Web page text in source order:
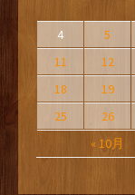
« 10月
4
5
11
12
18
19
25
26